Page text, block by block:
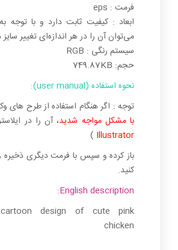
فرمت : eps
ابعاد : کیفیت ثابت دارد و با توجه
می‌توان آن را در هر اندازه‌ای تغییر سایز
سیستم رنگی : RGB
حجم: 749.87KB
نحوه استفاده (user manual):
توجه : اگر هنگام استفاده از طرح های
با مشکل مواجه شدید، آن را در
Illustrator
)
باز کرده و سپس با فرمت دیگری ذخیره
کنید.
English description:
cartoon design of cute pink
chicken